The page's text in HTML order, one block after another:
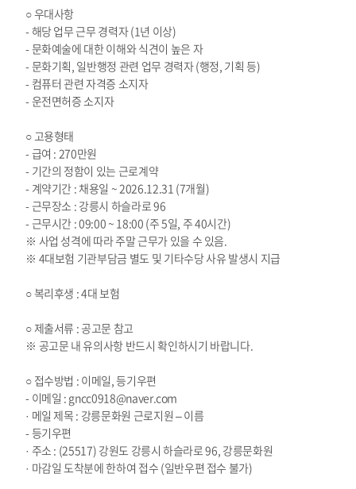
○ 우대사항
- 해당 업무 근무 경력자 (1년 이상)
- 문화예술에 대한 이해와 식견이 높은 자
- 문화기획, 일반행정 관련 업무 경력자 (행정, 기획 등)
- 컴퓨터 관련 자격증 소지자
- 운전면허증 소지자
○ 고용형태
- 급여 : 270만원
- 기간의 정함이 있는 근로계약
- 계약기간 : 채용일 ~ 2026.12.31 (7개월)
- 근무장소 : 강릉시 하슬라로 96
- 근무시간 : 09:00 ~ 18:00 (주 5일, 주 40시간)
※ 사업 성격에 따라 주말 근무가 있을 수 있음.
※ 4대보험 기관부담금 별도 및 기타수당 사유 발생시 지급
○ 복리후생 : 4대 보험
○ 제출서류 : 공고문 참고
※ 공고문 내 유의사항 반드시 확인하시기 바랍니다.
○ 접수방법 : 이메일, 등기우편
- 이메일 : gncc0918@naver.com
· 메일 제목 : 강릉문화원 근로지원 – 이름
- 등기우편
· 주소 : (25517) 강원도 강릉시 하슬라로 96, 강릉문화원
· 마감일 도착분에 한하여 접수 (일반우편 접수 불가)